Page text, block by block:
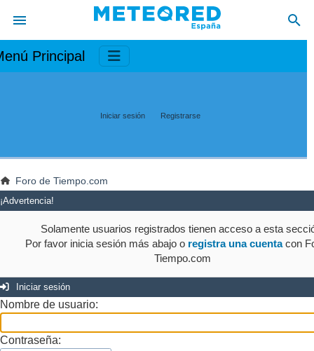
Principal
Iniciar sesión Registrarse
Foro de Tiempo.com
¡Advertencia!
Solamente usuarios registrados tienen acceso a esta
Por favor inicia sesión más abajo o registra una cuentacon
Tiempo.com
Iniciar sesión
Nombre de usuario:
Contraseña: